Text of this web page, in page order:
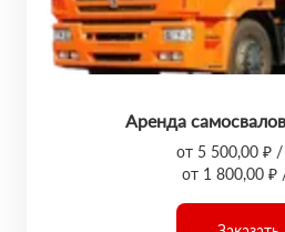
Аренда
от 5 500,00 ₽ /
от 1 800,00 ₽